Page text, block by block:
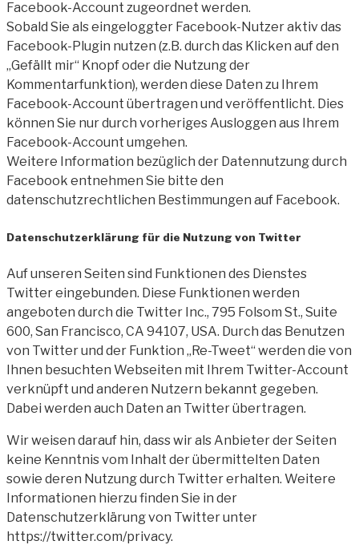
Facebook-Account zugeordnet werden.
Sobald Sie als eingeloggter Facebook-Nutzer aktiv das
Facebook-Plugin nutzen (z.B. durch das Klicken auf den
„Gefällt mir“ Knopf oder die Nutzung der
Kommentarfunktion), werden diese Daten zu Ihrem
Facebook-Account übertragen und veröffentlicht. Dies
können Sie nur durch vorheriges Ausloggen aus Ihrem
Facebook-Account umgehen.
Weitere Information bezüglich der Datennutzung durch
Facebook entnehmen Sie bitte den
datenschutzrechtlichen Bestimmungen auf Facebook.
Datenschutzerklärung für die Nutzung von Twitter
Auf unseren Seiten sind Funktionen des Dienstes
Twitter eingebunden. Diese Funktionen werden
angeboten durch die Twitter Inc., 795 Folsom St., Suite
600, San Francisco, CA 94107, USA. Durch das Benutzen
von Twitter und der Funktion „Re-Tweet“ werden die von
Ihnen besuchten Webseiten mit Ihrem Twitter-Account
verknüpft und anderen Nutzern bekannt gegeben.
Dabei werden auch Daten an Twitter übertragen.
Wir weisen darauf hin, dass wir als Anbieter der Seiten
keine Kenntnis vom Inhalt der übermittelten Daten
sowie deren Nutzung durch Twitter erhalten. Weitere
Informationen hierzu finden Sie in der
Datenschutzerklärung von Twitter unter
https://twitter.com/privacy.